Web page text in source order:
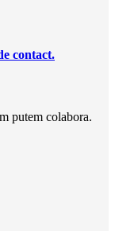
contact.
putem colabora.